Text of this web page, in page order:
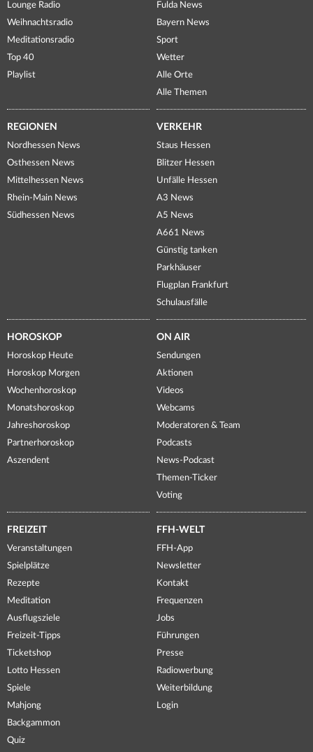
Lounge Radio
Weihnachtsradio
Meditationsradio
Top 40
Playlist
Fulda News
Bayern News
Sport
Wetter
Alle Orte
Alle Themen
REGIONEN
Nordhessen News
Osthessen News
Mittelhessen News
Rhein-Main News
Südhessen News
VERKEHR
Staus Hessen
Blitzer Hessen
Unfälle Hessen
A3 News
A5 News
A661 News
Günstig tanken
Parkhäuser
Flugplan Frankfurt
Schulausfälle
HOROSKOP
Horoskop Heute
Horoskop Morgen
Wochenhoroskop
Monatshoroskop
Jahreshoroskop
Partnerhoroskop
Aszendent
ON AIR
Sendungen
Aktionen
Videos
Webcams
Moderatoren & Team
Podcasts
News-Podcast
Themen-Ticker
Voting
FREIZEIT
Veranstaltungen
Spielplätze
Rezepte
Meditation
Ausflugsziele
Freizeit-Tipps
Ticketshop
Lotto Hessen
Spiele
Mahjong
Backgammon
Quiz
FFH-WELT
FFH-App
Newsletter
Kontakt
Frequenzen
Jobs
Führungen
Presse
Radiowerbung
Weiterbildung
Login